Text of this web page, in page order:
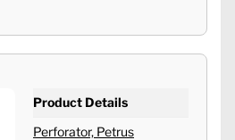
Product Details
Perforator, Petrus